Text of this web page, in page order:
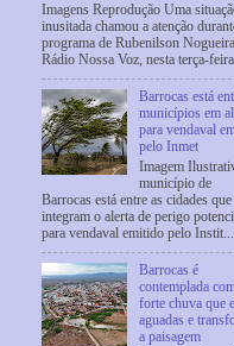
Imagens Reprodução Uma
inusitada chamou a atenção
programa de Rubenilson
Rádio Nossa Voz, nesta terça-
Barrocas está
municípios em
para vendaval
pelo Inmet
Imagem
município de
Barrocas está entre as cidades que
integram o alerta de perigo
para vendaval emitido pelo Instit...
Barrocas é
contemplada
forte chuva que
aguadas e
a paisagem